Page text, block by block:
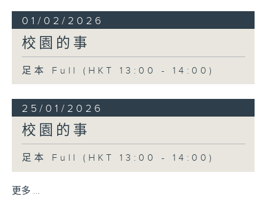
01/02/2026
校園的事
足本 Full (HKT 13:00 - 14:00)
25/01/2026
校園的事
足本 Full (HKT 13:00 - 14:00)
更多 ...